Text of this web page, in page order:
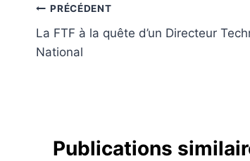
Navigation
de
PRÉCÉDENT
La FTF à la quête d’un Directeur
National
Publications